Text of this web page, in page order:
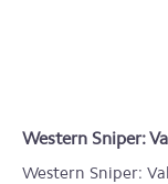
Western Sniper:
Western Sniper: